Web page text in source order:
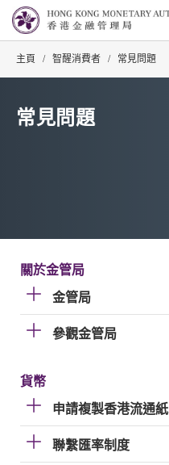
主頁 / 智醒消費者 / 常見問題
常見問題
關於金管局
金管局
參觀金管局
貨幣
申請複製香港流通
聯繫匯率制度